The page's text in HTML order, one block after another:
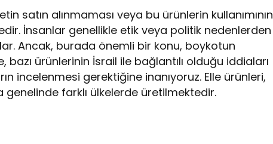
satın alınmaması veya bu ürünlerin kullanımının
İnsanlar genellikle etik veya politik nedenlerden
Ancak, burada önemli bir konu, boykotun
bazı ürünlerinin İsrail ile bağlantılı olduğu iddiaları
incelenmesi gerektiğine inanıyoruz. Elle ürünleri,
farklı ülkelerde üretilmektedir.